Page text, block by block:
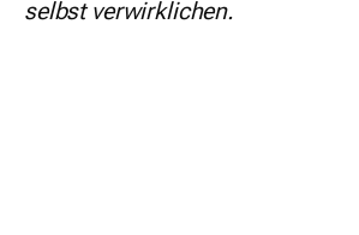
selbst verwirklichen.